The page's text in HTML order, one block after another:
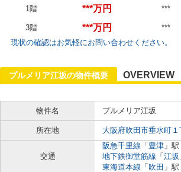
1階 ***万円 ***
3階 ***万円 ***
現状の確認はお気軽にお問い合わせください。
プルメリア江坂の物件概要 OVERVIEW
物件名
プルメリア江坂
所在地 大阪府吹田市垂水町１
交通
阪急千里線 「 豊津 」
地下鉄御堂筋線 「 江坂
東海道本線 「 吹田 」